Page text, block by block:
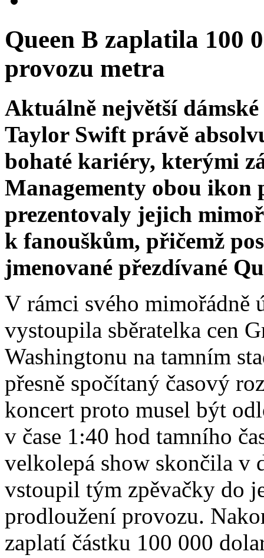
Queen B zaplatila 100
provozu metra
Aktuálně největší
Taylor Swift právě
bohaté kariéry, kterými
Managementy obou ikon
prezentovaly jejich
k fanouškům, přičemž
jmenované přezdívané
V rámci svého mimořádně
vystoupila sběratelka cen
Washingtonu na tamním
přesně spočítaný časový
koncert proto musel být
v čase 1:40 hod tamního
velkolepá show skončila v
vstoupil tým zpěvačky do
prodloužení provozu.
zaplatí částku 100 000